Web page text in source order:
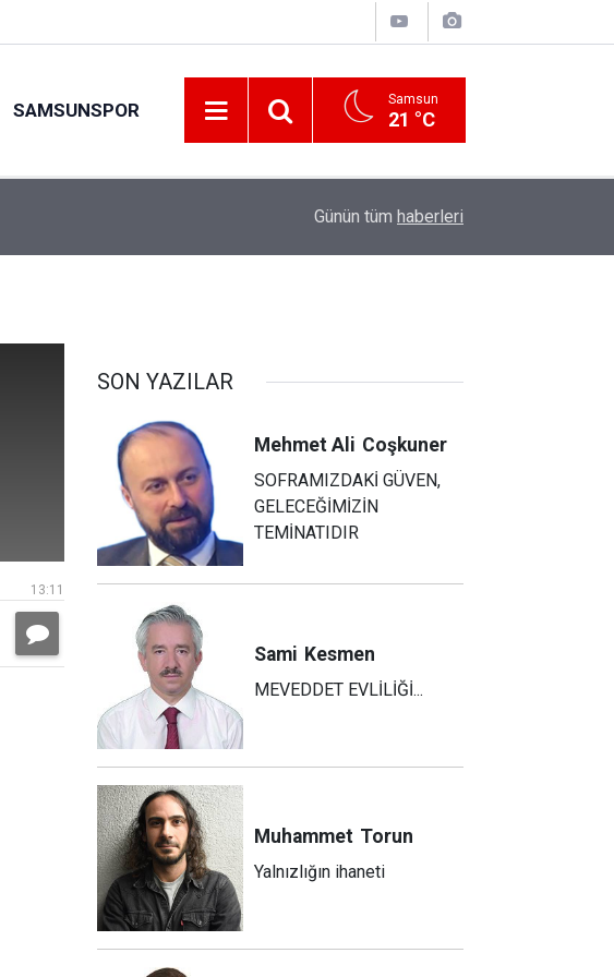
SAMSUNSPOR Samsun
21 °C
30 ilde DEAŞ terör örgütüne yönelik operasyon!
Günün tüm haberleri
13:11
SON YAZILAR
Mehmet Ali Coşkuner
SOFRAMIZDAKİ GÜVEN,
GELECEĞİMİZİN
TEMİNATIDIR
Sami Kesmen
MEVEDDET EVLİLİĞİ...
Muhammet Torun
Yalnızlığın ihaneti